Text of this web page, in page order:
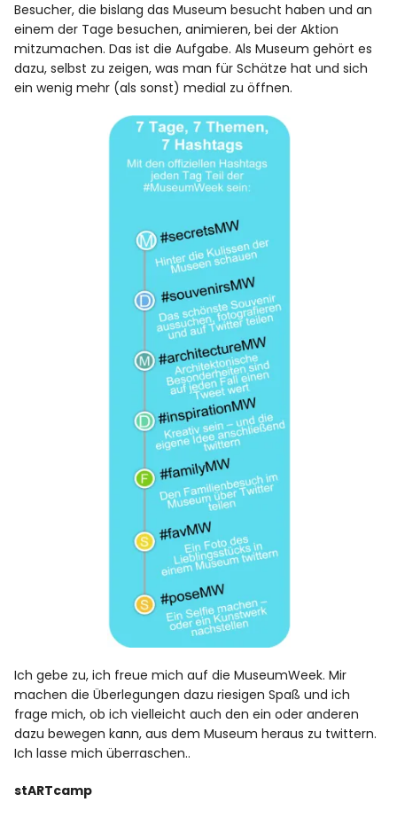
Besucher, die bislang das Museum besucht haben und an
einem der Tage besuchen, animieren, bei der Aktion
mitzumachen. Das ist die Aufgabe. Als Museum gehört es
dazu, selbst zu zeigen, was man für Schätze hat und sich
ein wenig mehr (als sonst) medial zu öffnen.
Ich gebe zu, ich freue mich auf die MuseumWeek. Mir
machen die Überlegungen dazu riesigen Spaß und ich
frage mich, ob ich vielleicht auch den ein oder anderen
dazu bewegen kann, aus dem Museum heraus zu twittern.
Ich lasse mich überraschen..
stARTcamp